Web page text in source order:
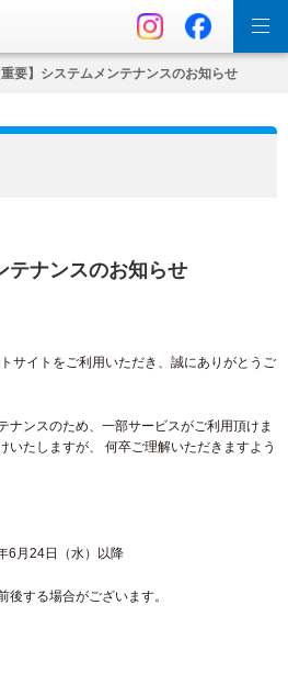
重要】システムメンテナンスのお知らせ
テナンスのお知らせ
サイトをご利用いただき、誠にありがとうご
ナンスのため、一部サービスがご利用頂けま
いたしますが、 何卒ご理解いただきますよう
6月24日（水）以降
する場合がございます。